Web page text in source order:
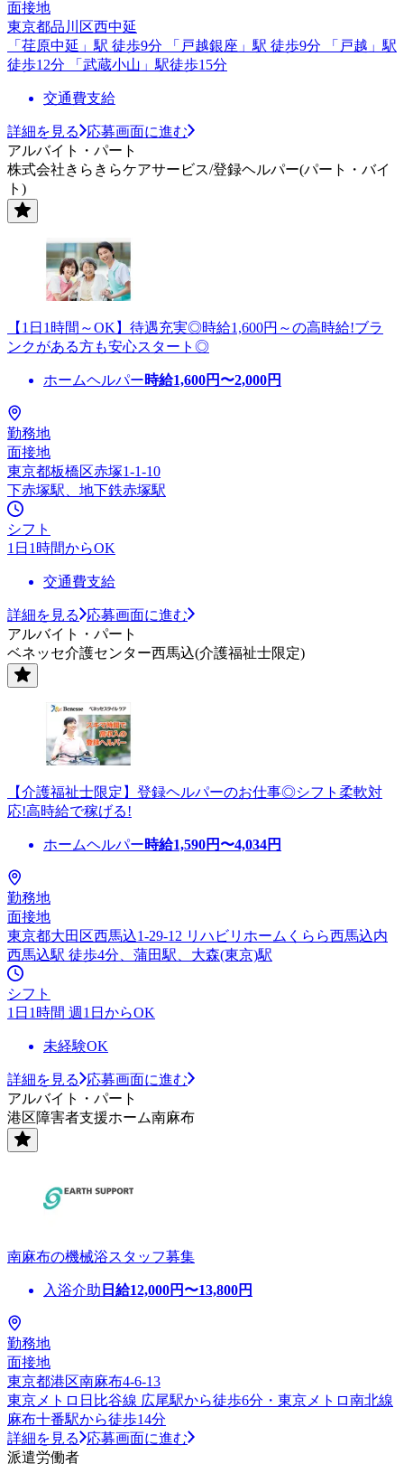
面接地
東京都品川区西中延
「荏原中延」駅 徒歩9分 「戸越銀座」駅 徒歩9分 「戸越」駅
徒歩12分 「武蔵小山」駅徒歩15分
交通費支給
詳細を見る
応募画面に進む
アルバイト・パート
株式会社きらきらケアサービス/登録ヘルパー(パート・バイ
ト)
【1日1時間～OK】待遇充実◎時給1,600円～の高時給!ブラ
ンクがある方も安心スタート◎
ホームヘルパー時給1,600円〜2,000円
勤務地
面接地
東京都板橋区赤塚1-1-10
下赤塚駅、地下鉄赤塚駅
シフト
1日1時間からOK
交通費支給
詳細を見る
応募画面に進む
アルバイト・パート
ベネッセ介護センター西馬込(介護福祉士限定)
【介護福祉士限定】登録ヘルパーのお仕事◎シフト柔軟対
応!高時給で稼げる!
ホームヘルパー時給1,590円〜4,034円
勤務地
面接地
東京都大田区西馬込1-29-12 リハビリホームくらら西馬込内
西馬込駅 徒歩4分、蒲田駅、大森(東京)駅
シフト
1日1時間 週1日からOK
未経験OK
詳細を見る
応募画面に進む
アルバイト・パート
港区障害者支援ホーム南麻布
南麻布の機械浴スタッフ募集
入浴介助 日給12,000円〜13,800円
勤務地
面接地
東京都港区南麻布4-6-13
東京メトロ日比谷線 広尾駅から徒歩6分・東京メトロ南北線
麻布十番駅から徒歩14分
詳細を見る
応募画面に進む
派遣労働者